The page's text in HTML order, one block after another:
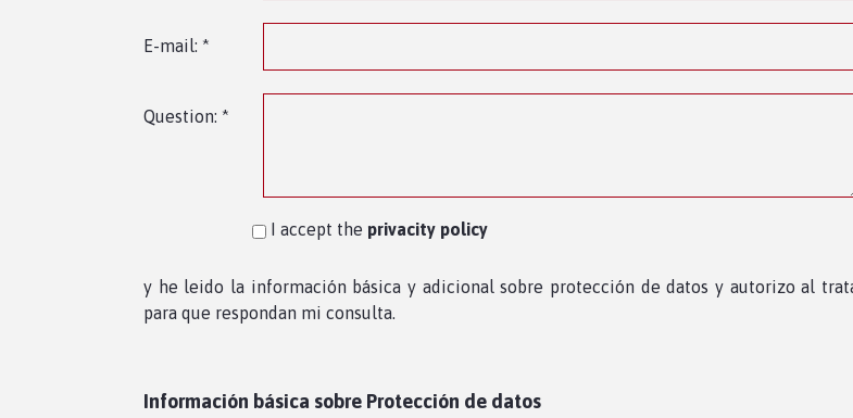
E-mail: *
Question: *
I accept the privacity policy
y he leido la información básica y adicional sobre protección de datos y autorizo al
para que respondan mi consulta.
Información básica sobre Protección de datos